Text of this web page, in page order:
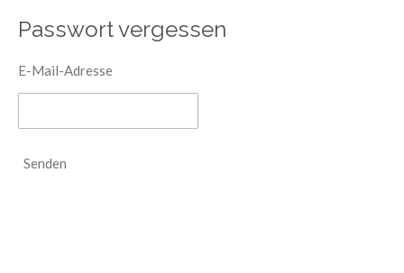
Passwort vergessen
E-Mail-Adresse
Senden